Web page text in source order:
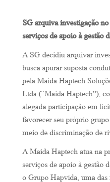
SG arquiva investigação
serviços de apoio à gestão
A SG decidiu arquivar
busca apurar suposta
pela Maida Haptech
Ltda (“Maida Haptech”),
alegada participação em
favorecer seu próprio
meio de discriminação de
A Maida Haptech atua na
serviços de apoio à gestão
o Grupo Hapvida, uma das